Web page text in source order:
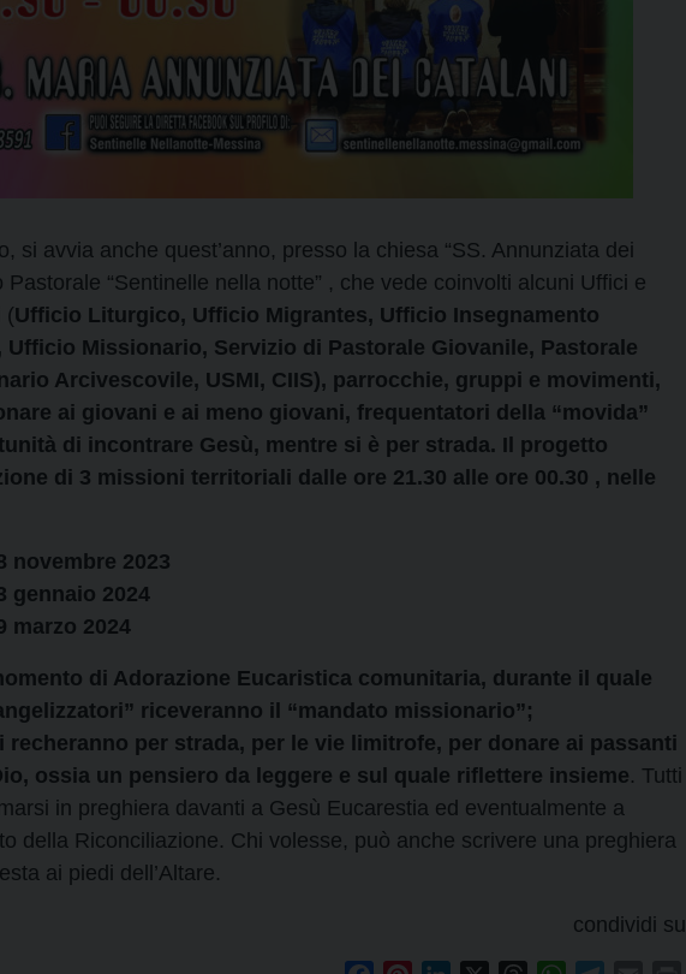
si avvia anche quest’anno, presso la chiesa “SS. Annunziata dei
“Sentinelle nella notte” , che vede coinvolti alcuni Uffici e
(Ufficio Liturgico, Ufficio Migrantes, Ufficio Insegnamento
Ufficio Missionario, Servizio di Pastorale Giovanile, Pastorale
Arcivescovile, USMI, CIIS), parrocchie, gruppi e movimenti,
ai giovani e ai meno giovani, frequentatori della “movida”
di incontrare Gesù, mentre si è per strada. Il progetto
di 3 missioni territoriali dalle ore 21.30 alle ore 00.30 , nelle
novembre 2023
gennaio 2024
marzo 2024
di Adorazione Eucaristica comunitaria, durante il quale
riceveranno il “mandato missionario”;
recheranno per strada, per le vie limitrofe, per donare ai passanti
ossia un pensiero da leggere e sul quale riflettere insieme. Tutti
in preghiera davanti a Gesù Eucarestia ed eventualmente a
della Riconciliazione. Chi volesse, può anche scrivere una preghiera
ai piedi dell’Altare.
condividi su